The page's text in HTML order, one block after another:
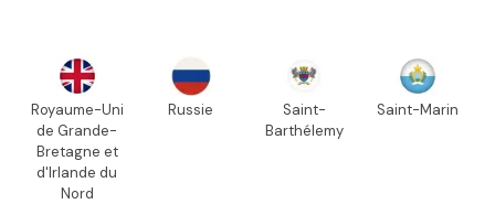
Royaume-Uni
de Grande-
Bretagne et
d'Irlande du
Nord
Russie
Saint-
Barthélemy
Saint-Marin